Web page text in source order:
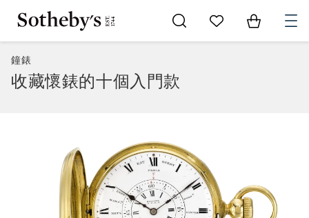
Go to My Favorites
Items in
鐘錶
收藏懷錶的十個入門款